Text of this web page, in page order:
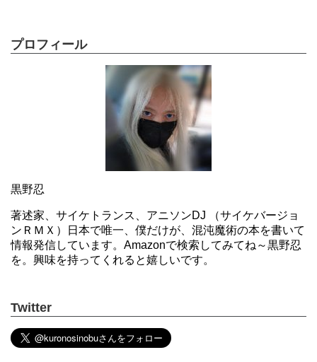
プロフィール
黒野忍
著述家、サイケトランス、アニソンDJ （サイケバージョ
ンＲＭＸ）日本で唯一、僕だけが、混沌魔術の本を書いて
情報発信しています。Amazonで検索してみてね～黒野忍
を。興味を持ってくれると嬉しいです。
Twitter